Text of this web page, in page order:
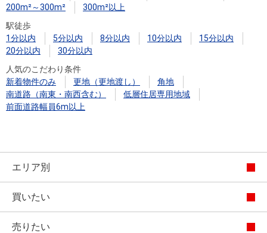
200m²～300m²
300m²以上
駅徒歩
1分以内
5分以内 8分以内 10分以内
15分以内
20分以内
30分以内
人気のこだわり条件
新着物件のみ
更地（更地渡し）
角地
南道路（南東・南西含む）
低層住居専用地域
前面道路幅員6m以上
エリア別
買いたい
売りたい